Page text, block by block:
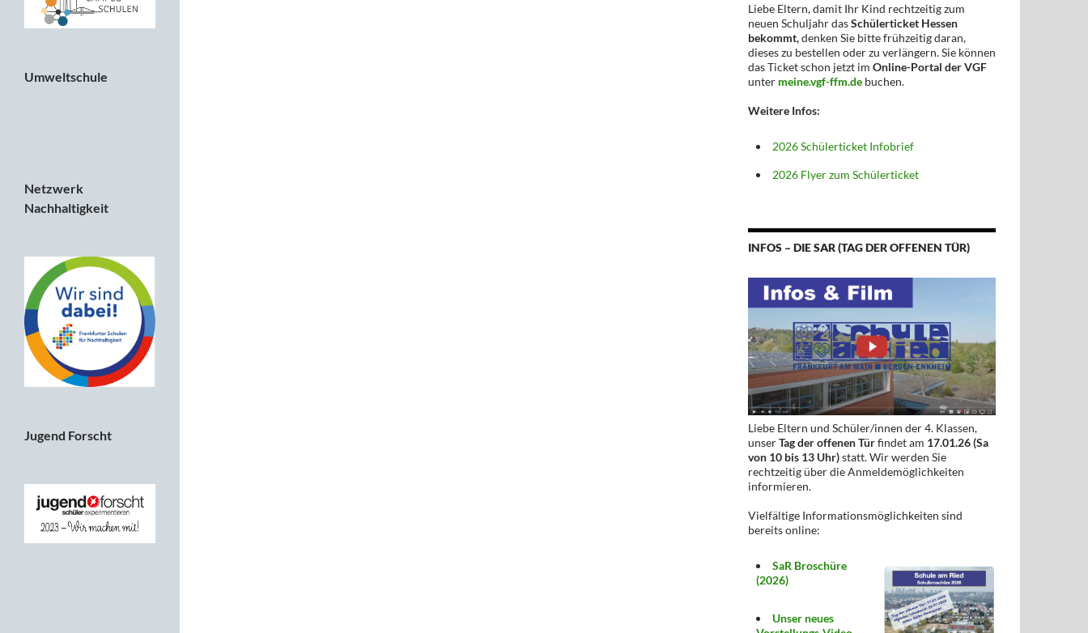
Liebe Eltern, damit Ihr Kind rechtzeitig zum
neuen Schuljahr dasSchülerticket Hessen
bekommt,denken Sie bitte frühzeitig daran,
dieses zu bestellen oder zu verlängern. Sie können
das Ticket schon jetzt im Online-Portal der VGF
unter meine.vgf-ffm.de buchen.
Weitere Infos:
2026 Schülerticket Infobrief
2026 Flyer zum Schülerticket
INFOS – DIE SAR (TAG DER OFFENEN TÜR)
Liebe Eltern und Schüler/innen der 4. Klassen,
unserTag der offenen Türfindet am 17.01.26 (Sa
von 10 bis 13 Uhr)statt. Wir werden Sie
rechtzeitig über die Anmeldemöglichkeiten
informieren.
Vielfältige Informationsmöglichkeiten sind
bereits online:
SaR Broschüre
(2026)
Unser neues
Umweltschule
Netzwerk
Nachhaltigkeit
Jugend Forscht